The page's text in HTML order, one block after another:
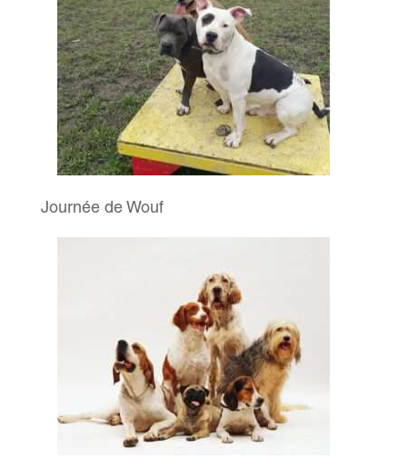
Journée de Wouf